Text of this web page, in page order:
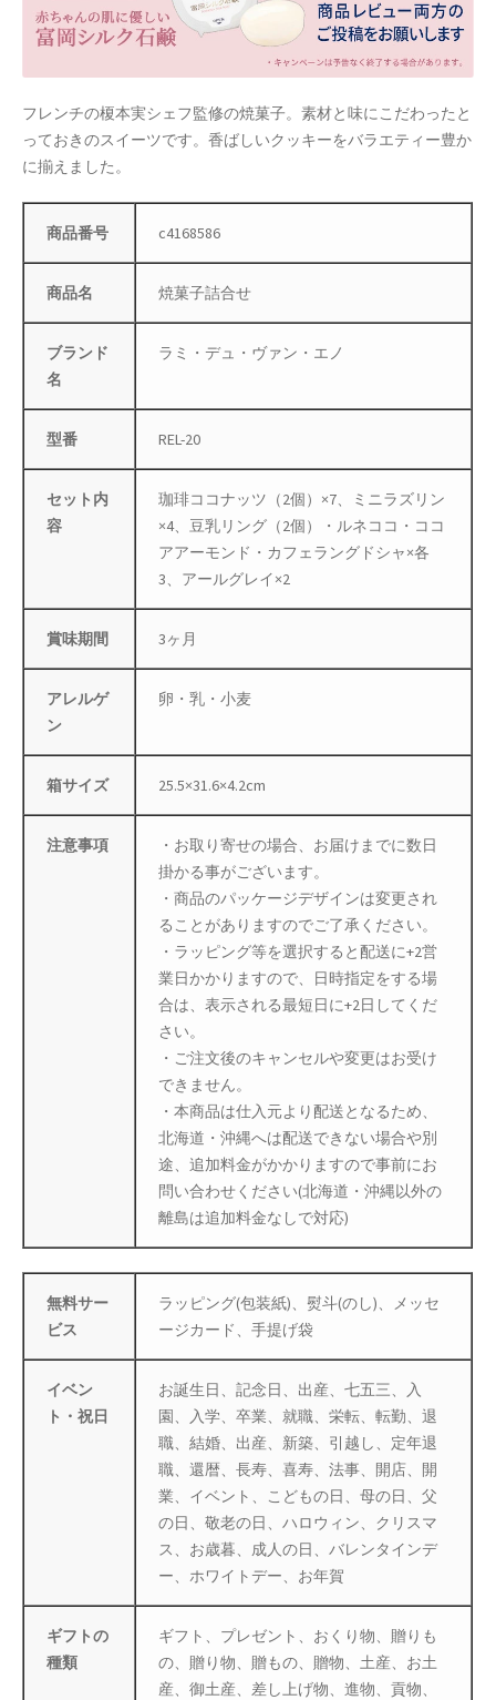
店舗管理
成人の日特集
支払い
敬老の日特集
新春・初売り特集
新着
春の新生活応援
母の日特集
特定商取引法に基づく表記
秋 セール
秋服ファッション特集
購入手続き
返金および返品ポリシー
フレンチの榎本実シェフ監修の焼菓子。素材と味にこだわったと
っておきのスイーツです。香ばしいクッキーをバラエティー豊か
に揃えました。
商品番号 c4168586
商品名 焼菓子詰合せ
ブランド
名
ラミ・デュ・ヴァン・エノ
型番 REL-20
セット内
容
珈琲ココナッツ（2個）×7、ミニラズリン
×4、豆乳リング（2個）・ルネココ・ココ
アアーモンド・カフェラングドシャ×各
3、アールグレイ×2
賞味期間 3ヶ月
アレルゲ
ン
卵・乳・小麦
箱サイズ 25.5×31.6×4.2cm
注意事項
・お取り寄せの場合、お届けまでに数日
掛かる事がございます。
・商品のパッケージデザインは変更され
ることがありますのでご了承ください。
・ラッピング等を選択すると配送に+2営
業日かかりますので、日時指定をする場
合は、表示される最短日に+2日してくだ
さい。
・ご注文後のキャンセルや変更はお受け
できません。
・本商品は仕入元より配送となるため、
北海道・沖縄へは配送できない場合や別
途、追加料金がかかりますので事前にお
問い合わせください(北海道・沖縄以外の
離島は追加料金なしで対応)
無料サー
ビス
ラッピング(包装紙)、熨斗(のし)、メッセ
ージカード、手提げ袋
イベン
ト・祝日
お誕生日、記念日、出産、七五三、入
園、入学、卒業、就職、栄転、転勤、退
職、結婚、出産、新築、引越し、定年退
職、還暦、長寿、喜寿、法事、開店、開
業、イベント、こどもの日、母の日、父
の日、敬老の日、ハロウィン、クリスマ
ス、お歳暮、成人の日、バレンタインデ
ー、ホワイトデー、お年賀
ギフトの
種類
ギフト、プレゼント、おくり物、贈りも
の、贈り物、贈もの、贈物、土産、お土
産、御土産、差し上げ物、進物、貢物、